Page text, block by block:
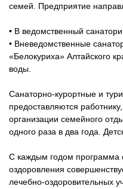
семей. Предприятие
• В ведомственный
• Вневедомственные
«Белокуриха» Алтайского
воды.
Санаторно-курортные и
предоставляются
организации семейного
одного раза в два года.
С каждым годом программа
оздоровления
лечебно-оздоровительных